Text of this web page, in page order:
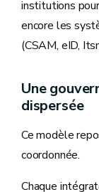
institutions
encore les
(CSAM, eID,
Une
dispersée
Ce modèle
coordonnée.
Chaque